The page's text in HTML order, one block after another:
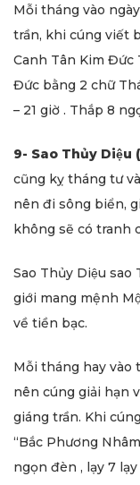
Mỗi tháng vào
trần, khi cúng viết
Canh Tân Kim Đức
Đức bằng 2 chữ
– 21 giờ . Thắp 8
9- Sao Thủy Diệu
cũng kỵ tháng tư
nên đi sông biển,
không sẽ có tranh
Sao Thủy Diệu sao
giới mang mệnh
về tiền bạc.
Mỗi tháng hay vào
nên cúng giải hạn
giáng trần. Khi
“Bắc Phương
ngọn đèn , lạy 7